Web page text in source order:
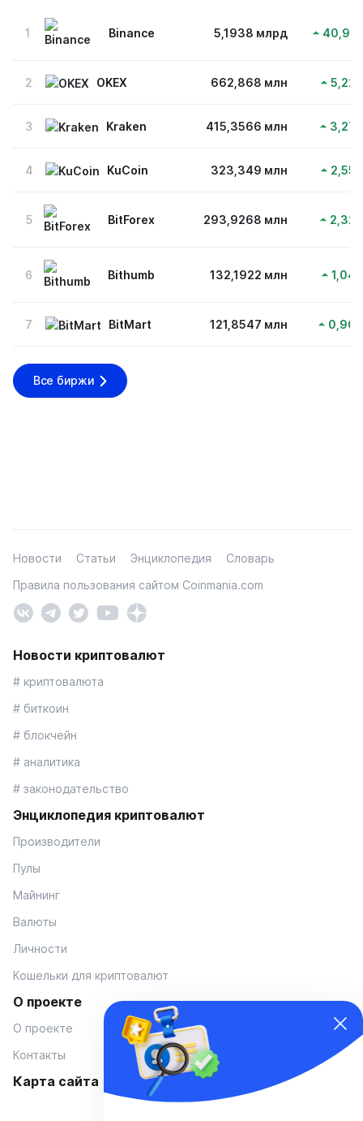
1 Binance 5,1938 млрд 40,91
2 OKEX 662,868 млн 5,22
3 Kraken 415,3566 млн 3,27
4 KuCoin 323,349 млн 2,55
5 BitForex 293,9268 млн 2,32
6 Bithumb 132,1922 млн 1,04
7 BitMart 121,8547 млн 0,96
Все биржи
Новости Статьи Энциклопедия
Словарь
Правила пользования сайтом Coinmania.com
Новости криптовалют
# криптовалюта
# биткоин
# блокчейн
# аналитика
# законодательство
Энциклопедия криптовалют
Производители
Пулы
Майнинг
Валюты
Личности
Кошельки для криптовалют
О проекте
О проекте
Контакты
Карта сайта